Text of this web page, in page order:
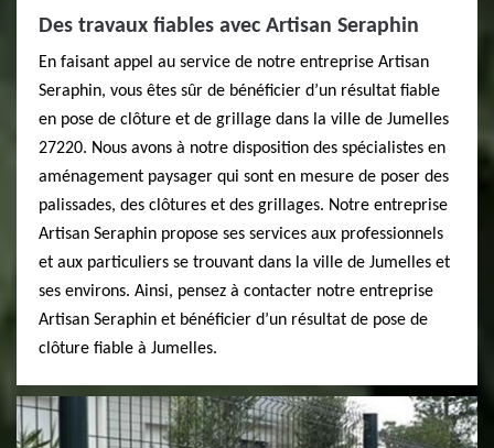
Des travaux fiables avec Artisan Seraphin
En faisant appel au service de notre entreprise Artisan
Seraphin, vous êtes sûr de bénéficier d’un résultat fiable
en pose de clôture et de grillage dans la ville de Jumelles
27220. Nous avons à notre disposition des spécialistes en
aménagement paysager qui sont en mesure de poser des
palissades, des clôtures et des grillages. Notre entreprise
Artisan Seraphin propose ses services aux professionnels
et aux particuliers se trouvant dans la ville de Jumelles et
ses environs. Ainsi, pensez à contacter notre entreprise
Artisan Seraphin et bénéficier d’un résultat de pose de
clôture fiable à Jumelles.